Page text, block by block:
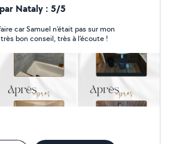
salle de bain, évier -
/ ballon d'eau chaude -Pose WC -
Installation évier -Pose de radiateur Ext..
Nataly : 5/5
car Samuel n'était pas sur mon
bon conseil, très à l'écoute !